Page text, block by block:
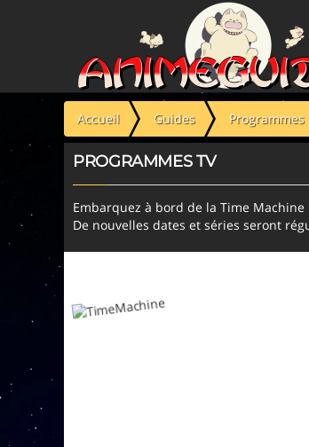
Accueil Guides Programmes
PROGRAMMES TV
Embarquez à bord de la Time
De nouvelles dates et séries seront